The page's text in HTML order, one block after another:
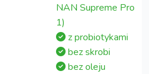
NAN Supreme Pro
1)
z probiotykami
bez skrobi
bez oleju